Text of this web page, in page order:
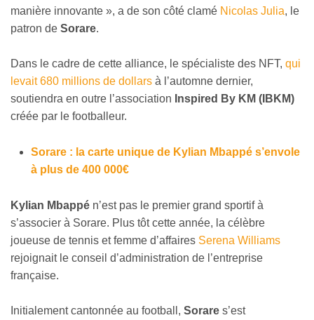
manière innovante », a de son côté clamé Nicolas Julia, le
patron de Sorare.
Dans le cadre de cette alliance, le spécialiste des NFT, qui
levait 680 millions de dollars à l’automne dernier,
soutiendra en outre l’association Inspired By KM (IBKM)
créée par le footballeur.
Sorare : la carte unique de Kylian Mbappé s’envole
à plus de 400 000€
Kylian Mbappé n’est pas le premier grand sportif à
s’associer à Sorare. Plus tôt cette année, la célèbre
joueuse de tennis et femme d’affaires Serena Williams
rejoignait le conseil d’administration de l’entreprise
française.
Initialement cantonnée au football, Sorare s’est